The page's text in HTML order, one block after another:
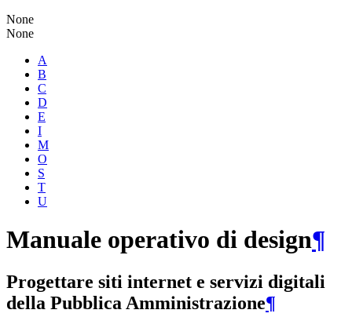
None
None
A
B
C
D
E
I
M
O
S
T
U
Manuale operativo di design¶
Progettare siti internet e servizi digitali
della Pubblica Amministrazione¶